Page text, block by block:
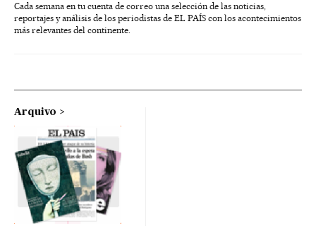
Cada semana en tu cuenta de correo una selección de las noticias,
reportajes y análisis de los periodistas de EL PAÍS con los acontecimientos
más relevantes del continente.
Arquivo